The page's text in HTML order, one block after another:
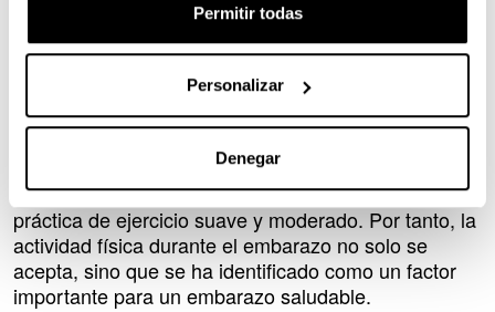
Permitir todas
Personalizar
Denegar
En cuanto a la actividad física durante el embarazo,
durante mucho tiempo, el ejercicio físico fue una
actividad desaconsejada en mujeres gestantes, ya
que se asociaba de forma errónea con un mayor
riesgo de complicaciones para la salud del bebé. Sin
en los últimos años, en mujeres embarazadas sanas
no existen efectos adversos resultantes de la
práctica de ejercicio suave y moderado. Por tanto, la
actividad física durante el embarazo no solo se
acepta, sino que se ha identificado como un factor
importante para un embarazo saludable.